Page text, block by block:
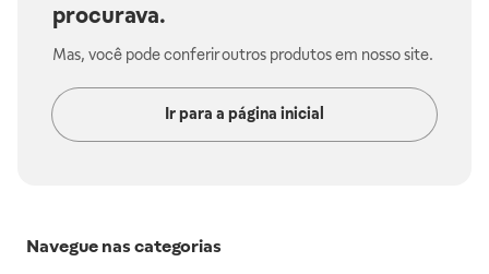
procurava.
Mas, você pode conferir outros produtos em nosso site.
Ir para a página inicial
Navegue nas categorias